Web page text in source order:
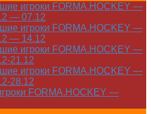
игроки FORMA.HOCKEY —
— 07.12
игроки FORMA.HOCKEY —
— 14.12
игроки FORMA.HOCKEY —
21.12
игроки FORMA.HOCKEY —
28.12
FORMA.HOCKEY —